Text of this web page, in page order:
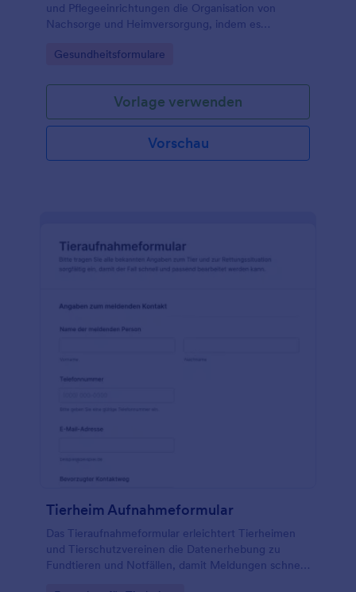
und Pflegeeinrichtungen die Organisation von
Nachsorge und Heimversorgung, indem es
sicher für die weitere Bearbeitung bereitstellt.
Go to Category:
Gesundheitsformulare
Vorlage verwenden
Vorschau
Tierheim Aufnahmeformular
Das Tieraufnahmeformular erleichtert Tierheimen
und Tierschutzvereinen die Datenerhebung zu
Fundtieren und Notfällen, damit Meldungen schnell